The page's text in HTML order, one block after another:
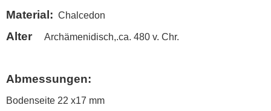
Material: Chalcedon
Alter Archämenidisch,.ca. 480 v. Chr.
Abmessungen:
Bodenseite 22 x17 mm